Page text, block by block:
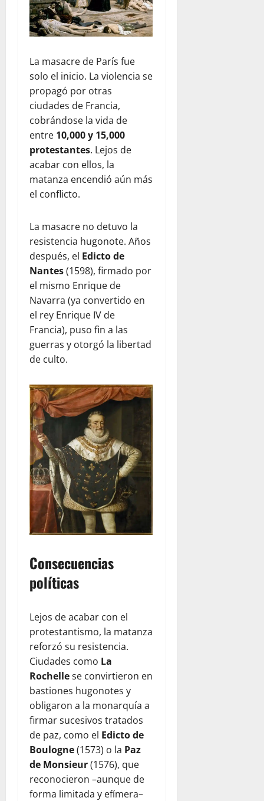
La masacre de París fue
solo el inicio. La violencia se
propagó por otras
ciudades de Francia,
cobrándose la vida de
entre 10,000 y 15,000
protestantes. Lejos de
acabar con ellos, la
matanza encendió aún más
el conflicto.
La masacre no detuvo la
resistencia hugonote. Años
después, el Edicto de
Nantes(1598), firmado por
el mismo Enrique de
Navarra (ya convertido en
el rey Enrique IV de
Francia), puso fin a las
guerras y otorgó la libertad
de culto.
Consecuencias
políticas
Lejos de acabar con el
protestantismo, la matanza
reforzó su resistencia.
Ciudades como La
Rochellese convirtieron en
bastiones hugonotes y
obligaron a la monarquía a
firmar sucesivos tratados
de paz, como el Edicto de
Boulogne(1573) o la Paz
de Monsieur(1576), que
reconocieron –aunque de
forma limitada y efímera–